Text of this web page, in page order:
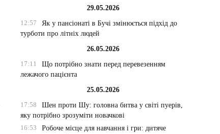
29.05.2026
12:57
Як у пансіонаті в Бучі змінюється підхід до
турботи про літніх людей
26.05.2026
17:11
Що потрібно знати перед перевезенням
лежачого пацієнта
25.05.2026
17:58
Шен проти Шу: головна битва у світі пуерів,
яку потрібно зрозуміти новачкові
16:53
Робоче місце для навчання і гри: дитяче